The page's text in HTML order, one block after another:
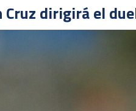
dirigirá el